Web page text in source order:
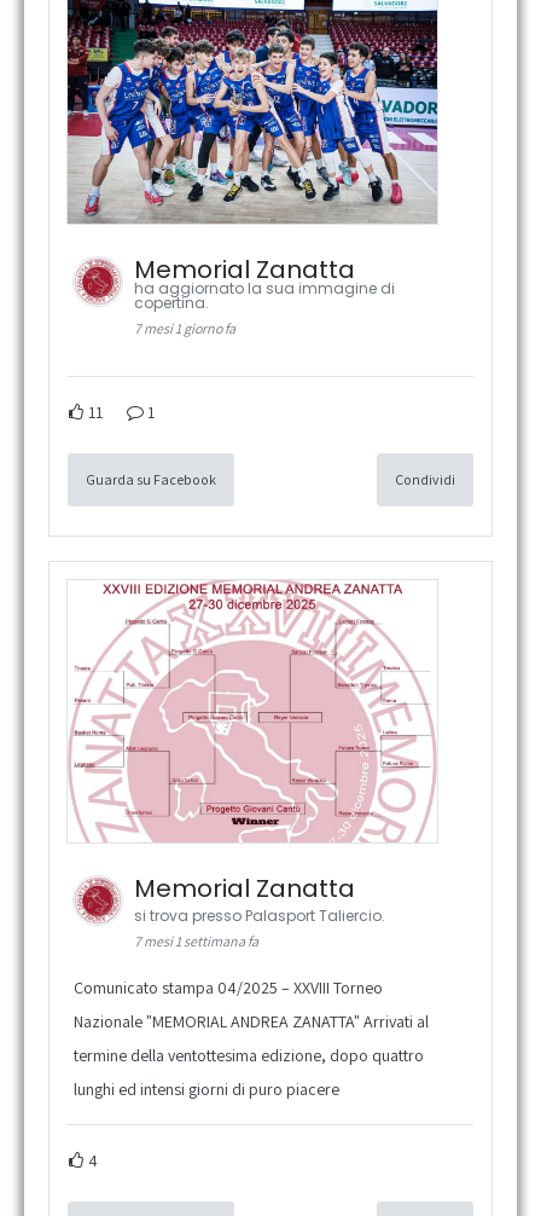
Memorial Zanatta
ha aggiornato la sua immagine di
copertina.
7 mesi 1 giorno fa
11 1
Guarda su Facebook Condividi
Memorial Zanatta
si trova presso Palasport Taliercio.
7 mesi 1 settimana fa
Comunicato stampa 04/2025 – XXVIII Torneo
Nazionale "MEMORIAL ANDREA ZANATTA" Arrivati al
termine della ventottesima edizione, dopo quattro
lunghi ed intensi giorni di puro piacere
4